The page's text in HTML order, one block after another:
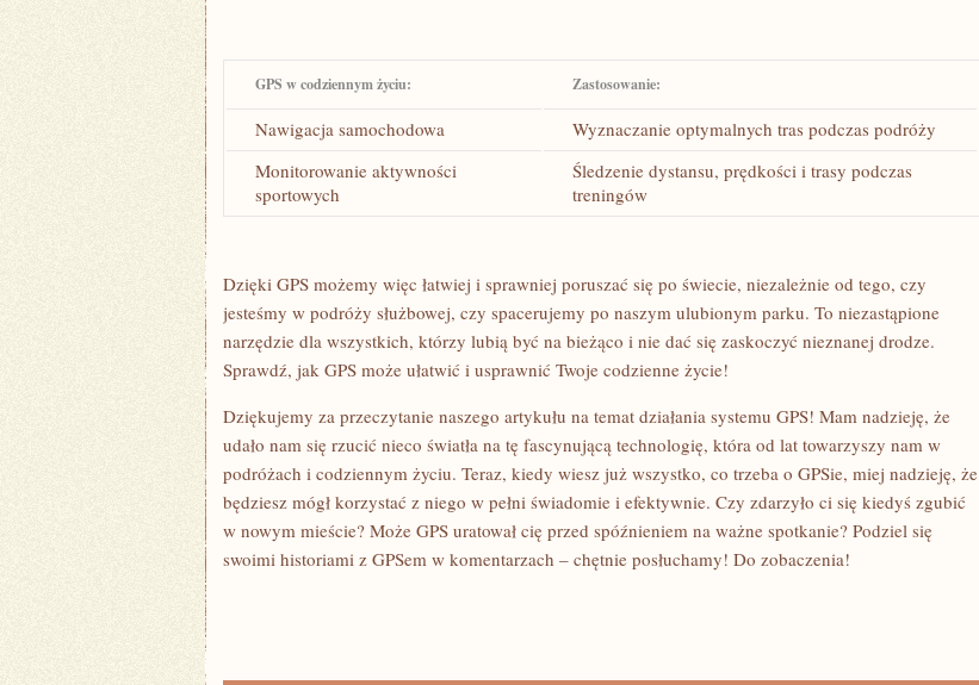
GPS w codziennym życiu: Zastosowanie:
Nawigacja ⁤samochodowa
Wyznaczanie optymalnych tras podczas podróży
Monitorowanie aktywności
sportowych
Śledzenie dystansu,​ prędkości i trasy podczas
treningów
Dzięki ⁤GPS możemy więc łatwiej i sprawniej‍ poruszać się po świecie, niezależnie od⁣ tego, czy
jesteśmy w podróży służbowej, czy spacerujemy po naszym ulubionym parku. To niezastąpione
⁢narzędzie dla wszystkich, którzy lubią być na⁢ bieżąco i nie ​dać się zaskoczyć nieznanej drodze.
Sprawdź,‍ jak GPS ‌może ‍ułatwić i usprawnić Twoje codzienne ‍życie!
Dziękujemy ⁤za przeczytanie naszego artykułu na temat działania systemu GPS! Mam nadzieję, że
udało nam się rzucić nieco światła na tę​ fascynującą technologię, która od lat ‍towarzyszy nam w
podróżach i codziennym ⁢życiu. Teraz, kiedy wiesz już wszystko, ⁢co trzeba o GPSie, miej ‍nadzieję, ‍że
będziesz ⁤mógł korzystać z niego w​ pełni świadomie‍ i efektywnie. ‌Czy zdarzyło ci się kiedyś zgubić
w​ nowym mieście?⁤ Może GPS uratował cię przed ​spóźnieniem na ważne spotkanie?‌ Podziel się⁢
swoimi historiami z GPSem w komentarzach – chętnie posłuchamy! Do‍ zobaczenia!